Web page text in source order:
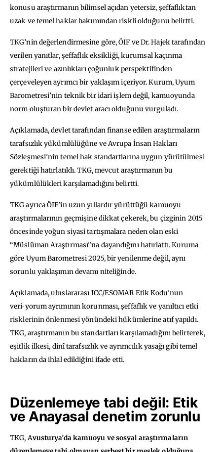
konusu araştırmanın bilimsel açıdan yetersiz, şeffaflıktan
uzak ve temel haklar bakımından riskli olduğunu belirtti.
TKG’nin değerlendirmesine göre, ÖIF ve Dr. Hajek tarafından
verilen yanıtlar, şeffaflık eksikliği, kurumsal kaçınma
stratejileri ve azınlıkları çoğunluk perspektifinden
çerçeveleyen ayrımcı bir yaklaşım içeriyor. Kurum, Uyum
Barometresi’nin teknik bir idari işlem değil, kamuoyunda
norm oluşturan bir devlet aracı olduğunu vurguladı.
Açıklamada, devlet tarafından finanse edilen araştırmaların
tarafsızlık yükümlülüğüne ve Avrupa İnsan Hakları
Sözleşmesi’nin temel hak standartlarına uygun yürütülmesi
gerektiği hatırlatıldı. TKG, mevcut araştırmanın bu
yükümlülükleri karşılamadığını belirtti.
TKG ayrıca ÖIF’in uzun yıllardır yürüttüğü kamuoyu
araştırmalarının geçmişine dikkat çekerek, bu çizginin 2015
öncesinde yoğun siyasi tartışmalara neden olan eski
“Müslüman Araştırması”na dayandığını hatırlattı. Kuruma
göre Uyum Barometresi 2025, bir yenilenme değil, aynı
sorunlu yaklaşımın devamı niteliğinde.
Açıklamada, uluslararası ICC/ESOMAR Etik Kodu’nun
veri‑yorum ayrımının korunması, şeffaflık ve yanıltıcı etki
risklerinin önlenmesi yönündeki hükümlerine atıf yapıldı.
TKG, araştırmanın bu standartları karşılamadığını belirterek,
eşitlik ilkesi, dinî tarafsızlık ve ayrımcılık yasağı gibi temel
hakların da ihlal edildiğini ifade etti.
Düzenlemeye tabi değil: Etik
ve Anayasal denetim zorunlu
TKG, Avusturya’da kamuoyu ve sosyal araştırmaların